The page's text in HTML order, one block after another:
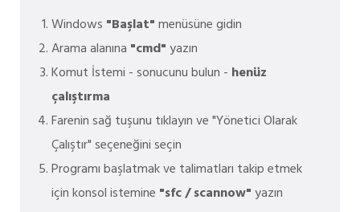
Windows "Başlat"menüsüne gidin
Arama alanına "cmd"yazın
Komut İstemi - sonucunu bulun - henüz
çalıştırma
Farenin sağ tuşunu tıklayın ve "Yönetici Olarak
Çalıştır" seçeneğini seçin
Programı başlatmak ve talimatları takip etmek
için konsol istemine "sfc / scannow"yazın